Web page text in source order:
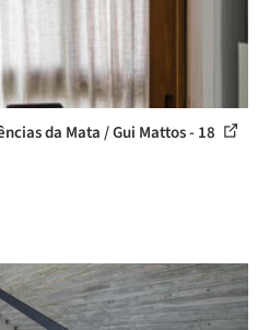
da Mata / Gui Mattos - 18